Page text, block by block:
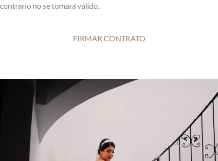
contrario no se tomará válido.
FIRMAR CONTRATO